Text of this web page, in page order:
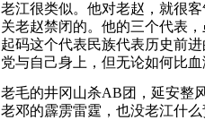
老江很类似。他对老赵，就很
关老赵禁闭的。他的三个代表
起码这个代表民族代表历史前
党与自己身上，但无论如何比血
老毛的井冈山杀AB团，延安整
老邓的霹雳雷霆，也没老江什